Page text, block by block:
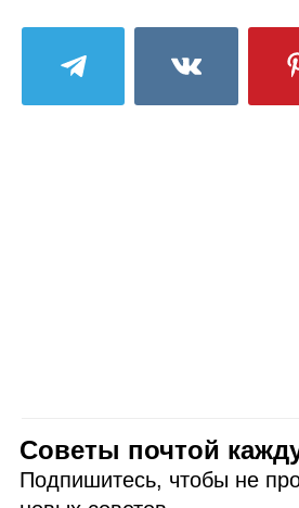
Советы почтой
Подпишитесь, чтобы не